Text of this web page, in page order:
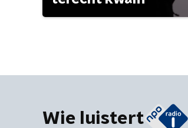
Wie luistert